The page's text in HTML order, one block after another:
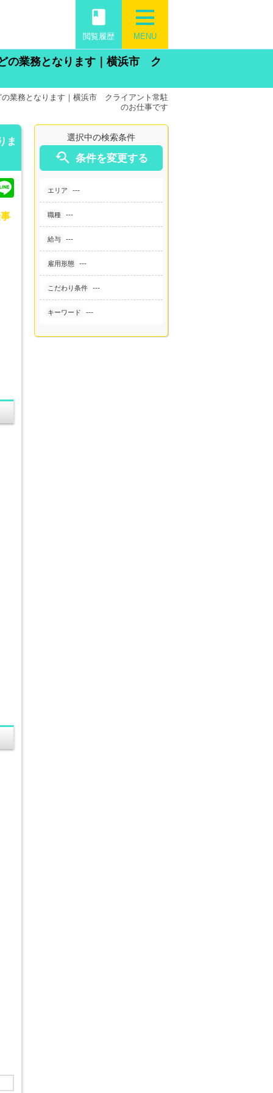
MENU
book
閲覧履歴
の業務となります｜横浜市 ク
業務となります｜横浜市 クライアント常駐
のお仕事です
選択中の検索条件
 条件を変更する
エリア ---
職種 ---
給与 ---
雇用形態 ---
こだわり条件 ---
キーワード ---
ま